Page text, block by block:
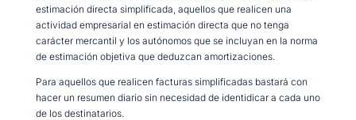
estimación directa simplificada, aquellos que realicen una
actividad empresarial en estimación directa que no tenga
carácter mercantil y los autónomos que se incluyan en la norma
de estimación objetiva que deduzcan amortizaciones.
Para aquellos que realicen facturas simplificadas bastará con
hacer un resumen diario sin necesidad de identidicar a cada uno
de los destinatarios.